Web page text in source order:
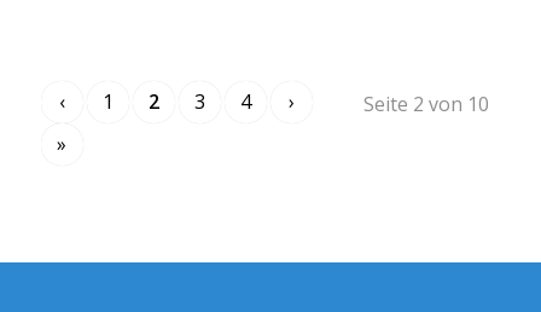
Seite 2 von 10
‹ 1 2 3 4
›
»